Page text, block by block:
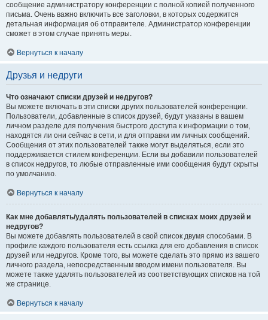
сообщение администратору конференции с полной копией полученного
письма. Очень важно включить все заголовки, в которых содержится
детальная информация об отправителе. Администратор конференции
сможет в этом случае принять меры.
Вернуться к началу
Друзья и недруги
Что означают списки друзей и недругов?
Вы можете включать в эти списки других пользователей конференции.
Пользователи, добавленные в список друзей, будут указаны в вашем
личном разделе для получения быстрого доступа к информации о том,
находятся ли они сейчас в сети, и для отправки им личных сообщений.
Сообщения от этих пользователей также могут выделяться, если это
поддерживается стилем конференции. Если вы добавили пользователей
в список недругов, то любые отправленные ими сообщения будут скрыты
по умолчанию.
Вернуться к началу
Как мне добавлять/удалять пользователей в списках моих друзей и
недругов?
Вы можете добавлять пользователей в свой список двумя способами. В
профиле каждого пользователя есть ссылка для его добавления в список
друзей или недругов. Кроме того, вы можете сделать это прямо из вашего
личного раздела, непосредственным вводом имени пользователя. Вы
можете также удалять пользователей из соответствующих списков на той
же странице.
Вернуться к началу